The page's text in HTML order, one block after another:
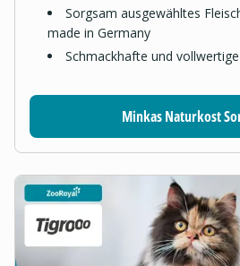
Sorgsam ausgewähltes
made in Germany
Schmackhafte und
Minkas Naturkost